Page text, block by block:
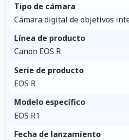
Tipo de cámara
Cámara digital de objetivos
Línea de producto
Canon EOS R
Serie de producto
EOS R
Modelo específico
EOS R1
Fecha de lanzamiento